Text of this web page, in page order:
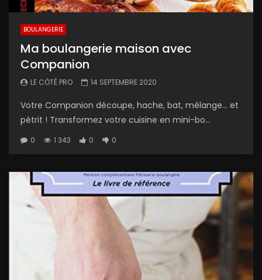
BOULANGERIE
Ma boulangerie maison avec
Companion
LE CÔTÉ PRO 14 SEPTEMBRE 2020
Votre Companion découpe, hache, bat, mélange… et
pétrit ! Transformez votre cuisine en mini-bo...
0 1 343 0 0